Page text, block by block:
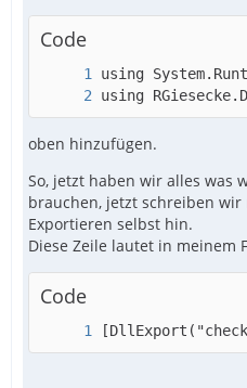
Code
using
oben hinzufügen.
So, jetzt haben wir alles was
brauchen, jetzt schreiben wir
Exportieren selbst hin.
Diese Zeile lautet in meinem
Code